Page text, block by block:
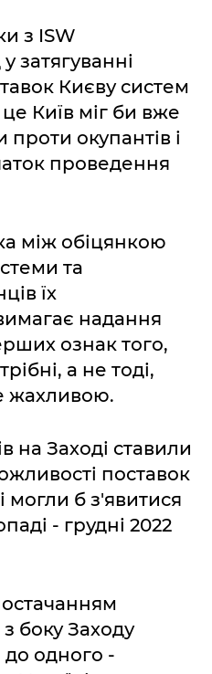
з ISW
затягуванні
Києву систем
Київ міг би вже
окупантів і
проведення
між обіцянкою
та
їх
надання
ознак того,
а не тоді,
жахливою.
на Заході ставили
поставок
могли б з'явитися
- грудні 2022
з боку Заходу
до одного -